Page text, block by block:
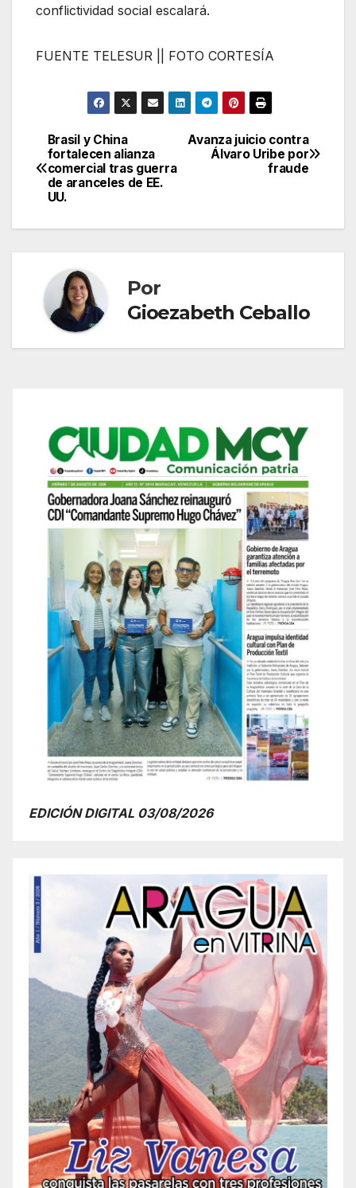
conflictividad social escalará.
FUENTE TELESUR || FOTO CORTESÍA
Navegación
de
Avanza juicio contra
Álvaro Uribe por
fraude
Brasil y China
fortalecen alianza
comercial tras guerra
de aranceles de EE.
UU.
Por
Gioezabeth Ceballo
EDICIÓN DIGITAL 03/08/2026